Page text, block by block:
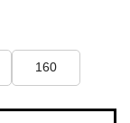
160